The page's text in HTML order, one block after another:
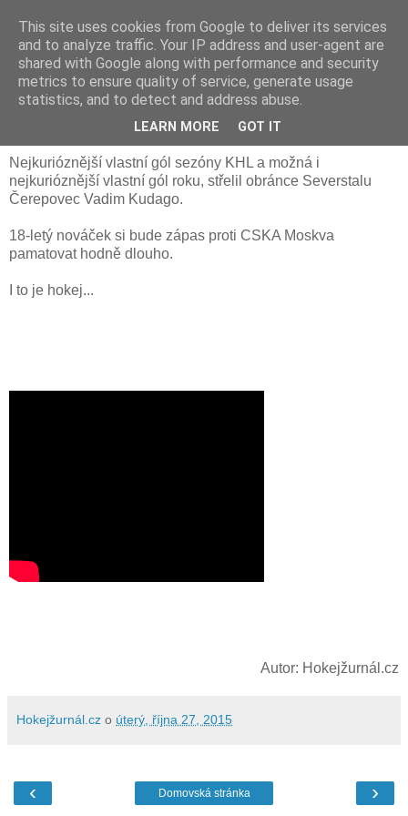
Video: Vlastní gól, který musíte vidět
Nejkurióznější vlastní gól sezóny KHL a možná i
nejkurióznější vlastní gól roku, střelil obránce Severstalu
Čerepovec Vadim Kudago.
18-letý nováček si bude zápas proti CSKA Moskva
pamatovat hodně dlouho.
I to je hokej...
Autor: Hokejžurnál.cz
Hokejžurnál.cz o úterý, října 27, 2015
‹ ›
Domovská stránka
This site uses cookies from Google to deliver its services
and to analyze traffic. Your IP address and user-agent are
shared with Google along with performance and security
metrics to ensure quality of service, generate usage
statistics, and to detect and address abuse.
LEARN MORE GOT IT